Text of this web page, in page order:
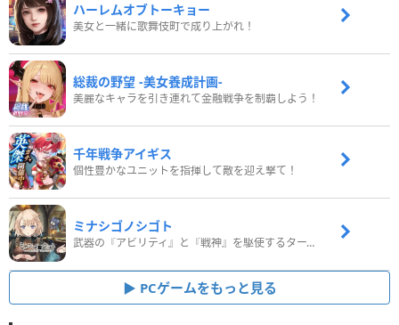
ハーレムオブトーキョー
美女と一緒に歌舞伎町で成り上がれ！
総裁の野望 -美女養成計画-
美麗なキャラを引き連れて金融戦争を制覇しよう！
千年戦争アイギス
個性豊かなユニットを指揮して敵を迎え撃て！
ミナシゴノシゴト
武器の『アビリティ』と『戦神』を駆使するターン制コマンドバトルRPG！
PCゲームをもっと見る